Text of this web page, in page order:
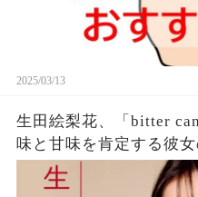
2025/03/13
生田絵梨花、「bitter
味と甘味を肯定する彼